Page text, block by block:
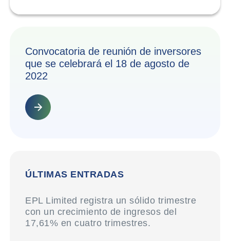
Convocatoria de reunión de inversores
que se celebrará el 18 de agosto de
2022
ÚLTIMAS ENTRADAS
EPL Limited registra un sólido trimestre
con un crecimiento de ingresos del
17,61% en cuatro trimestres.